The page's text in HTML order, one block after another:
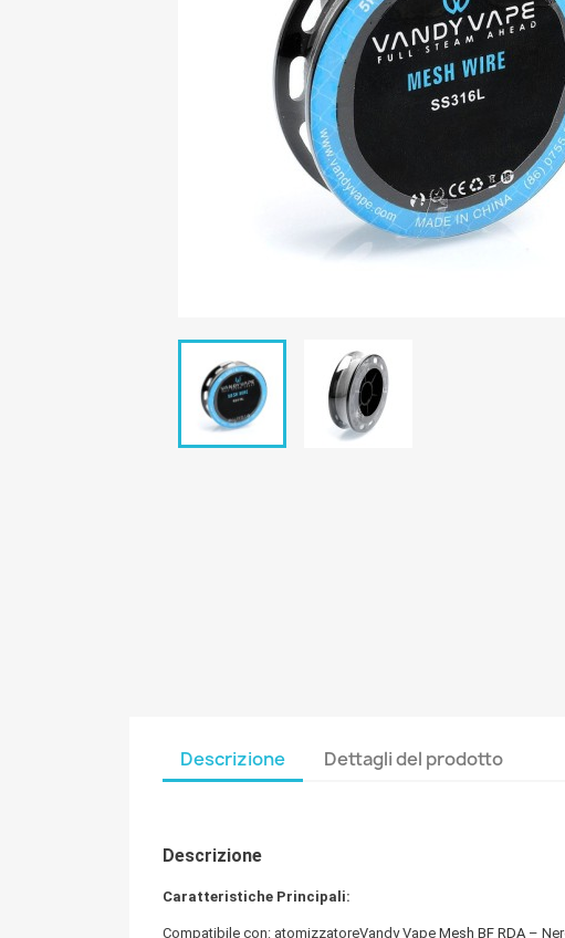
Descrizione Dettagli del prodotto
Descrizione
Caratteristiche Principali:
Compatibile con: atomizzatoreVandy Vape Mesh BF RDA–